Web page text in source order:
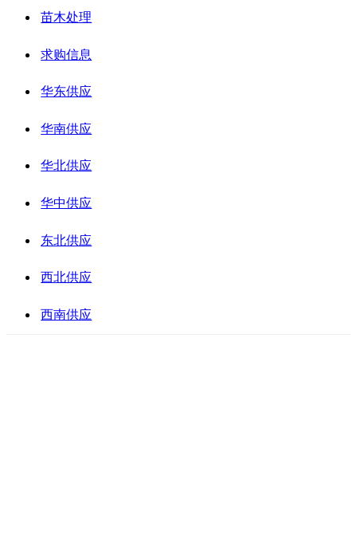
苗木处理
求购信息
华东供应
华南供应
华北供应
华中供应
东北供应
西北供应
西南供应